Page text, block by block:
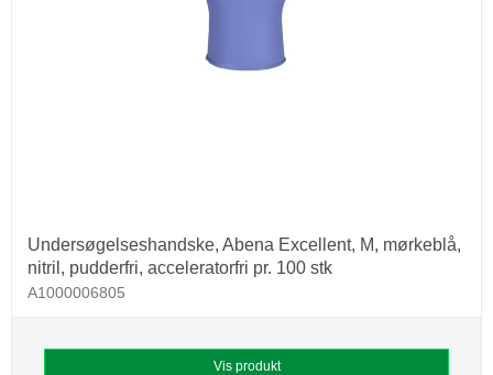
Undersøgelseshandske, Abena Excellent, M, mørkeblå,
nitril, pudderfri, acceleratorfri pr. 100 stk
A1000006805
Vis produkt